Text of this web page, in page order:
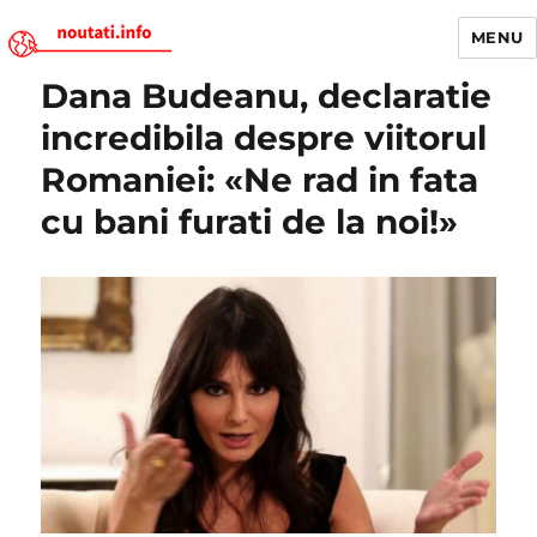
Noutati.Info
MENU
Dana Budeanu, declaratie
incredibila despre viitorul
Romaniei: «Ne rad in fata
cu bani furati de la noi!»